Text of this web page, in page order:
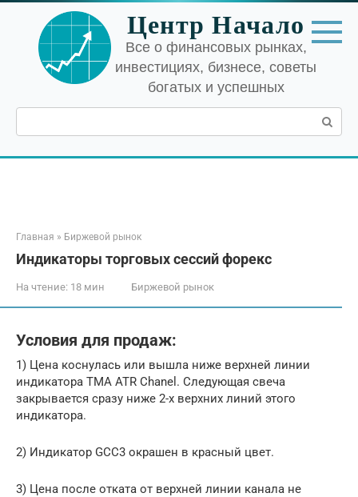
Перейти
контенту
Центр Начало
Все о финансовых рынках,
инвестициях, бизнесе, советы
богатых и успешных
Поиск:
Главная » Биржевой рынок
Индикаторы торговых сессий форекс
На чтение: 18 мин Биржевой рынок
Условия для продаж:
1) Цена коснулась или вышла ниже верхней линии
индикатора TMA ATR Chanel. Следующая свеча
закрывается сразу ниже 2-х верхних линий этого
индикатора.
2) Индикатор GCC3 окрашен в красный цвет.
3) Цена после отката от верхней линии канала не